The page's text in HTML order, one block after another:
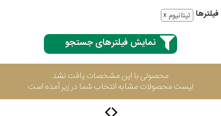
فیلتر‌ها تیتانیوم
نمایش فیلترهای جستجو
محصولی با این مشخصات یافت نشد
لیست محصولات مشابه انتخاب شما در زیر آمده است
3
سیکو
سیتیزن